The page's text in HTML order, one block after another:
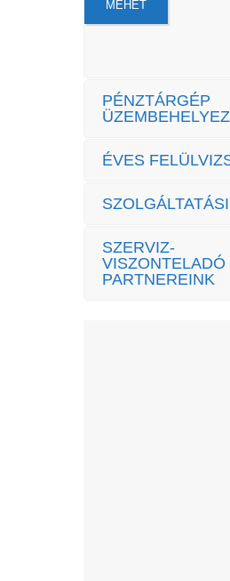
PÉNZTÁRGÉP
ÉVES
SZERVIZ-
VISZONTELADÓ
PARTNEREINK